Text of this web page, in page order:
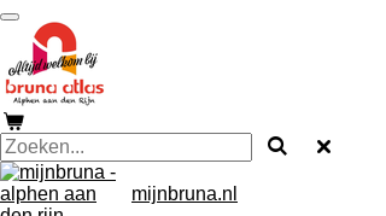
Ga
direct
naar
de
hoofdinhoud
mijnbruna.nl